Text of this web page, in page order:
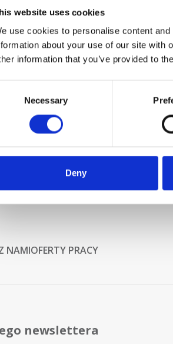
website uses cookies
use cookies to personalise content
about your use of our site with
information that you’ve provided to
Necessary
Deny
część jest
odpowiednich
materiałów.
Z
są wysyłane
naszych cenionych
na całym świecie.
NAMIOFERTY PRACY
newslettera